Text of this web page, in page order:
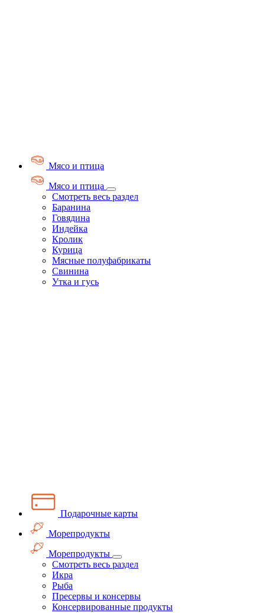
Мясо и птица
Мясо и птица
Смотреть весь раздел
Баранина
Говядина
Индейка
Кролик
Курица
Мясные полуфабрикаты
Свинина
Утка и гусь
Подарочные карты
Морепродукты
Морепродукты
Смотреть весь раздел
Икра
Рыба
Пресервы и консервы
Консервированные продукты